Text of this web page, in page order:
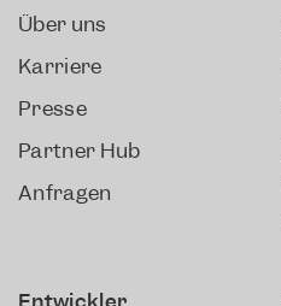
Über uns
Karriere
Presse
Partner Hub
Anfragen